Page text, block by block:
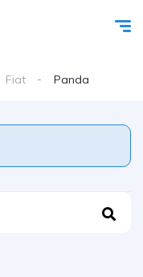
Fiat Panda